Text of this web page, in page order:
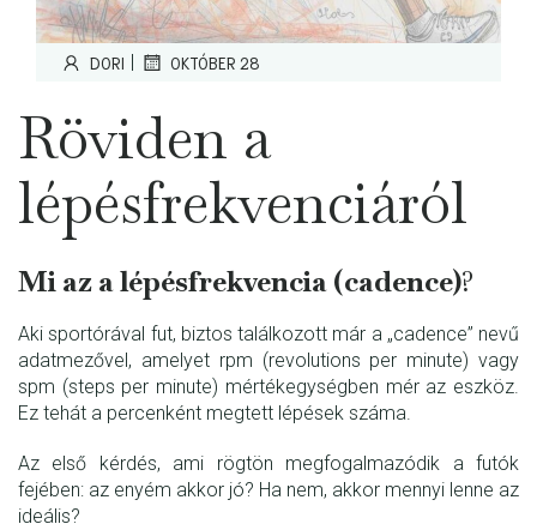
DORI | OKTÓBER 28
Röviden a
lépésfrekvenciáról
Mi az a lépésfrekvencia (cadence)?
Aki sportórával fut, biztos találkozott már a „cadence” nevű
adatmezővel, amelyet rpm (revolutions per minute) vagy
spm (steps per minute) mértékegységben mér az eszköz.
Ez tehát a percenként megtett lépések száma.
Az első kérdés, ami rögtön megfogalmazódik a futók
fejében: az enyém akkor jó? Ha nem, akkor mennyi lenne az
ideális?